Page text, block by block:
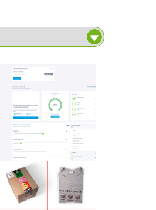
Spaider - SEO nástroj
s AI
Dárkový set tvořivé